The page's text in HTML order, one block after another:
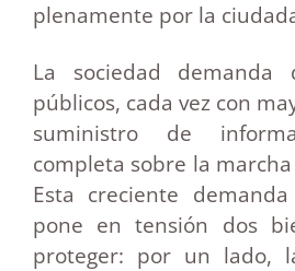
plenamente por la
La sociedad demanda
públicos, cada vez con
suministro de
completa sobre la
Esta creciente
pone en tensión dos
proteger: por un lado,